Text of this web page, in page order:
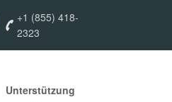
+1 (855) 418-
2323
Unterstützung